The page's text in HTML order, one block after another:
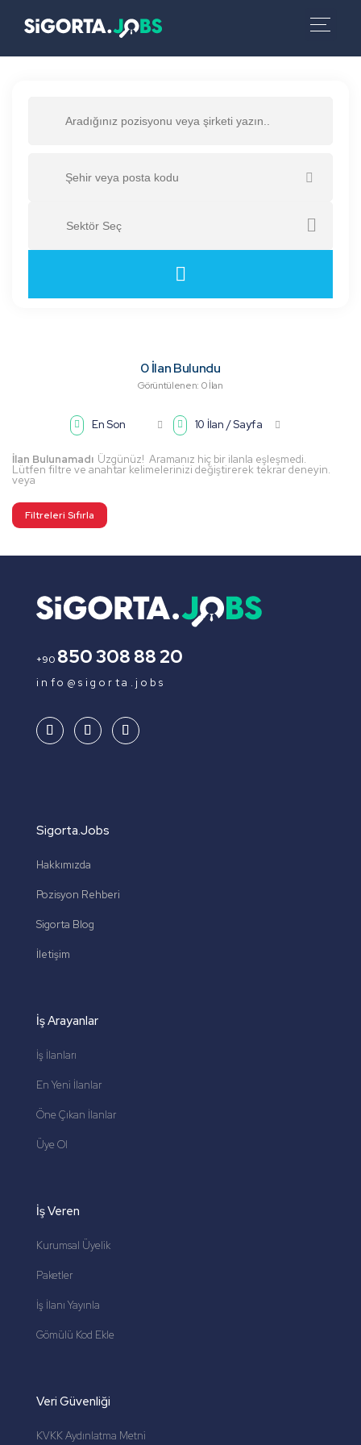
0İlan Bulundu
Görüntülenen: 0 İlan
En Son 10 İlan / Sayfa
İlan Bulunamadı Üzgünüz! Aramanız hiç bir ilanla eşleşmedi.
Lütfen filtre ve anahtar kelimelerinizi değiştirerek tekrar deneyin.
veya
Filtreleri Sıfırla
+90 850 308 88 20
info@sigorta.jobs
Sigorta.Jobs
Hakkımızda
Pozisyon Rehberi
Sigorta Blog
İletişim
İş Arayanlar
İş İlanları
En Yeni İlanlar
Öne Çıkan İlanlar
Üye Ol
İş Veren
Kurumsal Üyelik
Paketler
İş İlanı Yayınla
Gömülü Kod Ekle
Veri Güvenliği
KVKK Aydınlatma Metni